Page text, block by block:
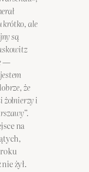
krótko, ale
są
—
że
i
na
żył.